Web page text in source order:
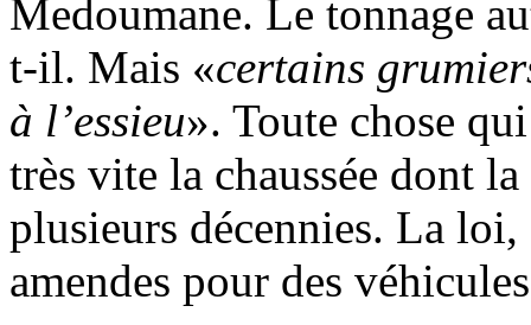
Medoumane. Le tonnage
t-il. Mais «certains
à l’essieu». Toute chose
très vite la chaussée dont
plusieurs décennies. La
amendes pour des